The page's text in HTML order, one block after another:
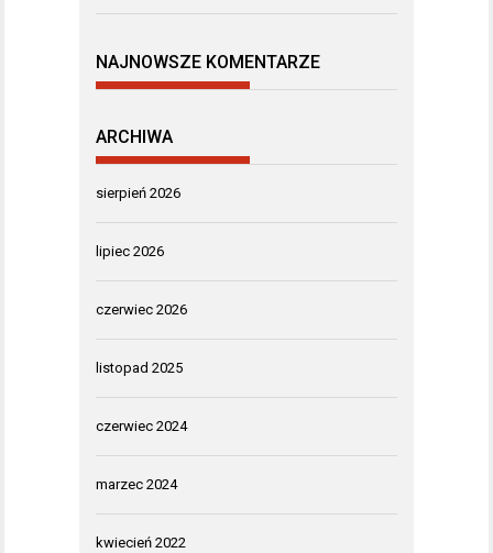
NAJNOWSZE KOMENTARZE
ARCHIWA
sierpień 2026
lipiec 2026
czerwiec 2026
listopad 2025
czerwiec 2024
marzec 2024
kwiecień 2022